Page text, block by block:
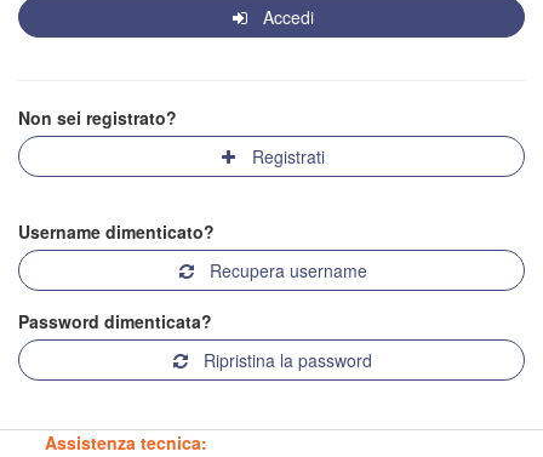
Accedi
Non sei registrato?
Registrati
Username dimenticato?
Recupera username
Password dimenticata?
Ripristina la password
Assistenza tecnica: